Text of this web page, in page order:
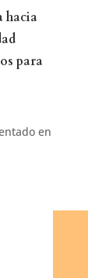
hacia
para
en